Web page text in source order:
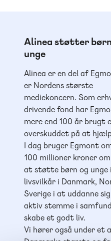
Alinea støtter
unge
Alinea er en del af
er Nordens største
mediekoncern. Som
drivende fond har
mere end 100 år brugt
overskuddet på at
I dag bruger Egmont
100 millioner kroner
at støtte børn og unge
livsvilkår i Danmark,
Sverige i at uddanne
aktiv stemme i
skabe et godt liv.
Vi hører også under et